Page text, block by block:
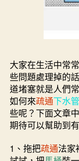
大家在生活中常
些問題處理掉的
道堵塞就是人們
如何來疏通下水管
些呢？下面文章
期待可以幫助到
1、拖把疏通法家